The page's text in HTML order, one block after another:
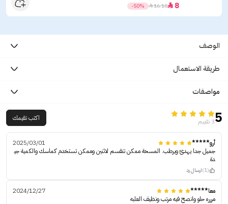
8

16.10

-50%
الوصف
طريقة الاستعمال
مواصفات
53 تقييم اكتب تقيمك
أرو*****
2025/03/01
جميل جدا يهدئ ويرطب. المسحة ممكن تنقسم لاثنين وممكن تستخدم كماسك والكمية جي
دة
(1) ارسال رد
معا*****
2024/12/27
مررره حلو وانصح فيه مرتب ونظيف العلبه